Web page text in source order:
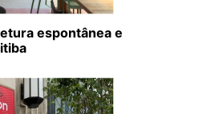
espontânea e